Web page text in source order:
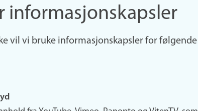
informasjonskapsler
vil vi bruke informasjonskapsler for følgende